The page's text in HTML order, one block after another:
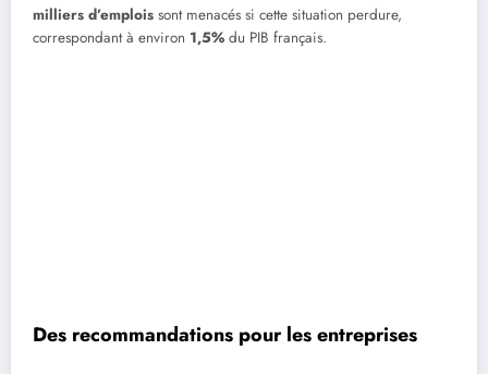
milliers d’emplois sont menacés si cette situation perdure,
correspondant à environ 1,5% du PIB français.
Des recommandations pour les entreprises